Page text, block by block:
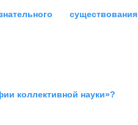
существования
коллективной науки»?